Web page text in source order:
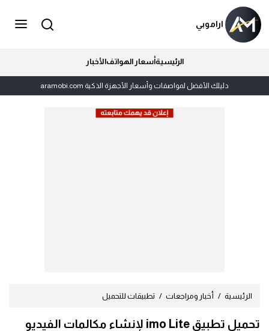
اراموبي
الرئيسيةأسعار الهواتفالأخبار
دليلك الأفضل لمواصفات وأسعار الأجهزة الذكية aramobi.com
الرئيسية أخبار ومراجعات تطبيقات للتحميل
تحميل تطبيق imo Lite لإنشاء مكالمات الفيديو